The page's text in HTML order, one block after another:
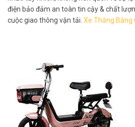
điện bảo đảm an toàn tin cậy & chất
cuộc giao thông vận tải. Xe Thăng Bằng